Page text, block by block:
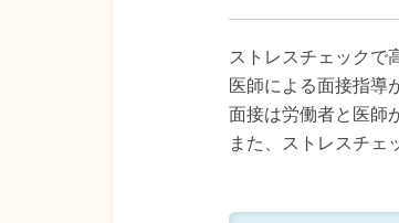
ストレスチェックで
医師による面接指導
面接は労働者と医師
また、ストレスチェ